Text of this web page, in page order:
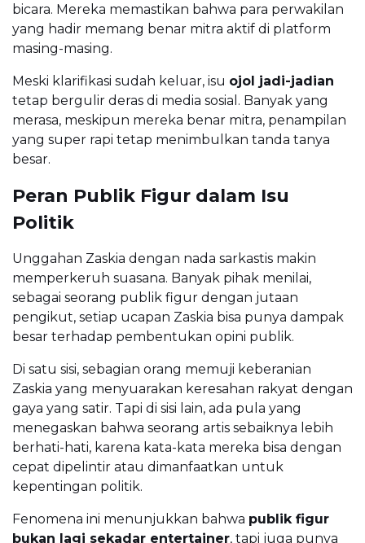
bicara. Mereka memastikan bahwa para perwakilan
yang hadir memang benar mitra aktif di platform
masing-masing.
Meski klarifikasi sudah keluar, isu ojol jadi-jadian
tetap bergulir deras di media sosial. Banyak yang
merasa, meskipun mereka benar mitra, penampilan
yang super rapi tetap menimbulkan tanda tanya
besar.
Peran Publik Figur dalam Isu
Politik
Unggahan Zaskia dengan nada sarkastis makin
memperkeruh suasana. Banyak pihak menilai,
sebagai seorang publik figur dengan jutaan
pengikut, setiap ucapan Zaskia bisa punya dampak
besar terhadap pembentukan opini publik.
Di satu sisi, sebagian orang memuji keberanian
Zaskia yang menyuarakan keresahan rakyat dengan
gaya yang satir. Tapi di sisi lain, ada pula yang
menegaskan bahwa seorang artis sebaiknya lebih
berhati-hati, karena kata-kata mereka bisa dengan
cepat dipelintir atau dimanfaatkan untuk
kepentingan politik.
Fenomena ini menunjukkan bahwa publik figur
bukan lagi sekadar entertainer, tapi juga punya